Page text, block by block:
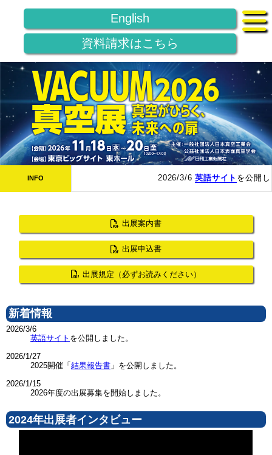
English
資料請求はこちら
INFO 2026/3/6英語サイト を公開し
出展案内書
出展申込書
出展規定 （必ずお読みください）
新着情報
2026/3/6
英語サイト を公開しました。
2026/1/27
2025開催「結果報告書 」を公開しました。
2026/1/15
2026年度の出展募集を開始しました。
2024年出展者インタビュー